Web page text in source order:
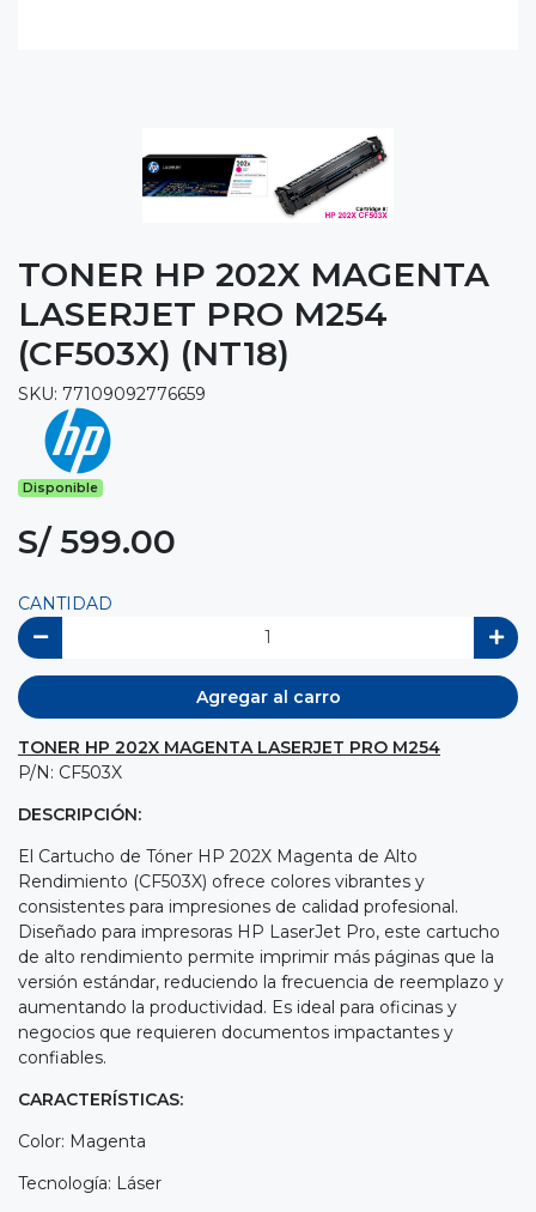
TONER HP 202X MAGENTA
LASERJET PRO M254
(CF503X) (NT18)
SKU: 77109092776659
Disponible
S/ 599.00
CANTIDAD
Agregar al carro
TONER HP 202X MAGENTA LASERJET PRO M254
P/N: CF503X
DESCRIPCIÓN:
El Cartucho de Tóner HP 202X Magenta de Alto
Rendimiento (CF503X) ofrece colores vibrantes y
consistentes para impresiones de calidad profesional.
Diseñado para impresoras HP LaserJet Pro, este cartucho
de alto rendimiento permite imprimir más páginas que la
versión estándar, reduciendo la frecuencia de reemplazo y
aumentando la productividad. Es ideal para oficinas y
negocios que requieren documentos impactantes y
confiables.
CARACTERÍSTICAS:
Color: Magenta
Tecnología: Láser